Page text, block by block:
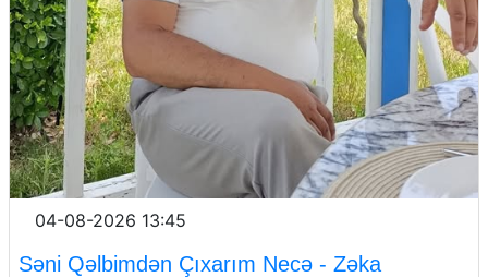
04-08-2026 13:45
Səni Qəlbimdən Çıxarım Necə - Zəka